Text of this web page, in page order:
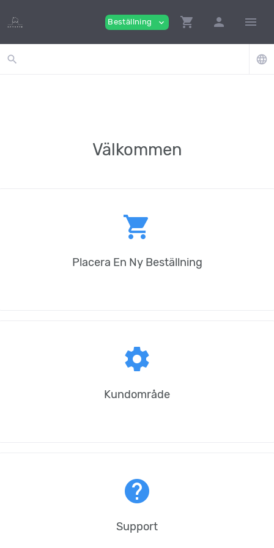
Beställning expand_more shopping_cart person menu
search language
Välkommen
shopping_cart
Placera En Ny Beställning
settings
Kundområde
help
Support